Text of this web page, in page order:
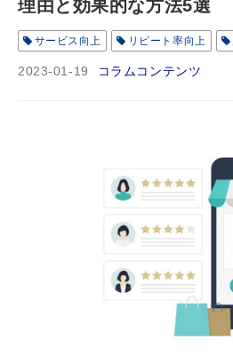
理由と効果的な方法5選
サービス向上 リピート率向上
2023-01-19 コラムコンテンツ